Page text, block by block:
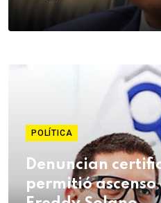
POLÍTICA
Denuncian
permitió